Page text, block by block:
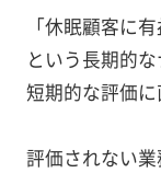
「休眠顧客に
という長期的
短期的な評価に
評価されない